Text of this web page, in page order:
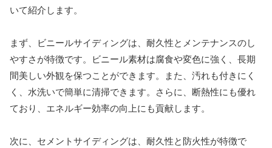
いて紹介します。
まず、ビニールサイディングは、耐久性とメンテナンスのし
やすさが特徴です。ビニール素材は腐食や変色に強く、長期
間美しい外観を保つことができます。また、汚れも付きにく
く、水洗いで簡単に清掃できます。さらに、断熱性にも優れ
ており、エネルギー効率の向上にも貢献します。
次に、セメントサイディングは、耐久性と防火性が特徴で